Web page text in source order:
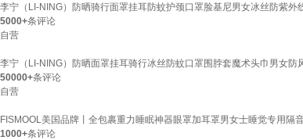
李宁（LI-NING）防晒骑行面罩挂耳防蚊护颈口罩脸基尼男女冰丝防紫外
5000+条评论
自营
李宁（LI-NING）防晒面罩挂耳骑行冰丝防蚊口罩围脖套魔术头巾男女防
50000+条评论
自营
FISMOOL美国品牌丨全包裹重力睡眠神器眼罩加耳罩男女士睡觉专用隔
1000+条评论